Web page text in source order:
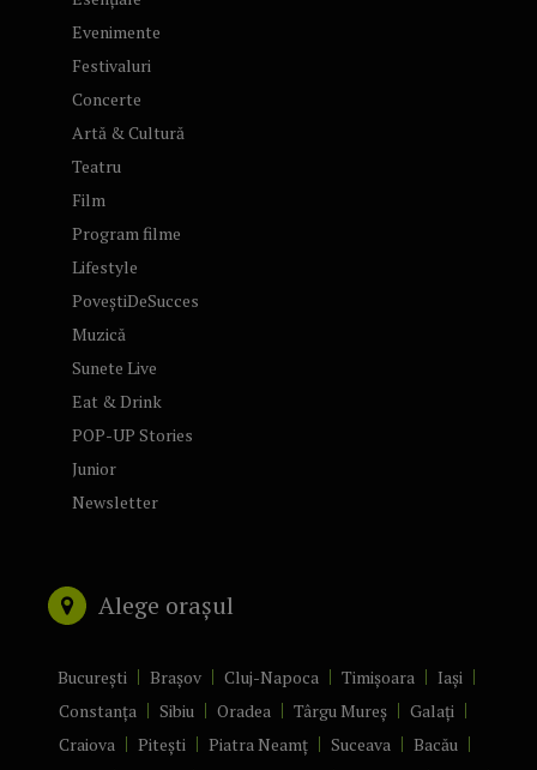
Evenimente
Festivaluri
Concerte
Artă & Cultură
Teatru
Film
Program filme
Lifestyle
PoveștiDeSucces
Muzică
Sunete Live
Eat & Drink
POP-UP Stories
Junior
Newsletter
Alege orașul
București Brașov Cluj-Napoca Timișoara
Iași
Constanța
Sibiu Oradea Târgu Mureș
Galați
Craiova
Pitești Piatra Neamț Suceava
Bacău